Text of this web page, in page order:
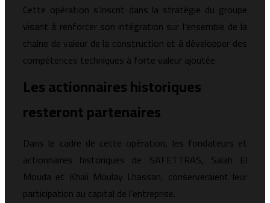
Cette opération s’inscrit dans la stratégie du groupe
visant à renforcer son intégration sur l’ensemble de la
chaîne de valeur de la construction et à développer des
compétences techniques à forte valeur ajoutée.
Les actionnaires historiques
resteront partenaires
Dans le cadre de cette opération, les fondateurs et
actionnaires historiques de SAFETTRAS, Salah El
Mouda et Khali Moulay Lhassan, conserveraient leur
participation au capital de l’entreprise.